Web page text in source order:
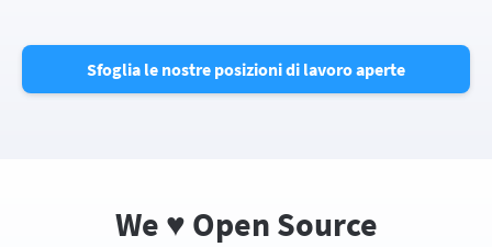
Sfoglia le nostre posizioni di lavoro aperte
We ♥ Open Source